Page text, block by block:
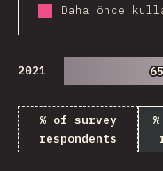
Daha önce
2021
% of survey
respondents